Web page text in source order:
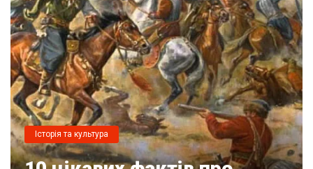
Історія та культура